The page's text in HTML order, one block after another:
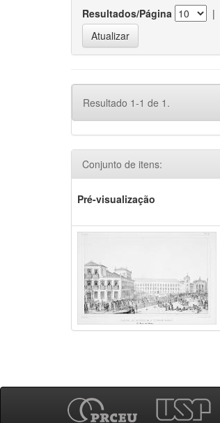
Resultados/Página |
Resultado 1-1 de 1.
Conjunto de itens:
Pré-visualização